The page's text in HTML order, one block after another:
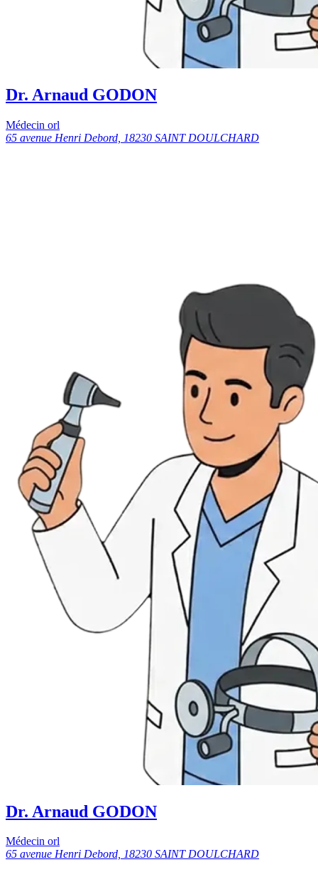
Dr. Arnaud GODON
Médecin orl
65 avenue Henri Debord, 18230 SAINT DOULCHARD
Dr. Arnaud GODON
Médecin orl
65 avenue Henri Debord, 18230 SAINT DOULCHARD